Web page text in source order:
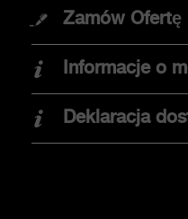
Promocje
Znajdź dealera
Jazda testowa
Zamów Ofertę
Informacje o
Deklaracja